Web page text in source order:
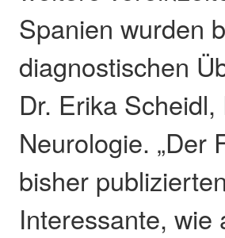
Spanien wurden
diagnostischen
Dr. Erika
Neurologie. „Der
bisher
Interessante, wie